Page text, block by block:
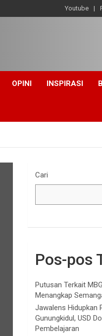
Youtube
OPINI INSPIRASI
Cari
Pos-pos
Putusan Terkait
Menangkap
Jawalens Hidupkan
Gunungkidul, USD
Pembelajaran